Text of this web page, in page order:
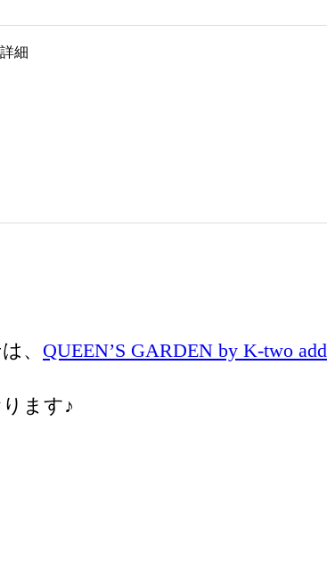
、 QUEEN’S GARDEN by K-two add
ます♪